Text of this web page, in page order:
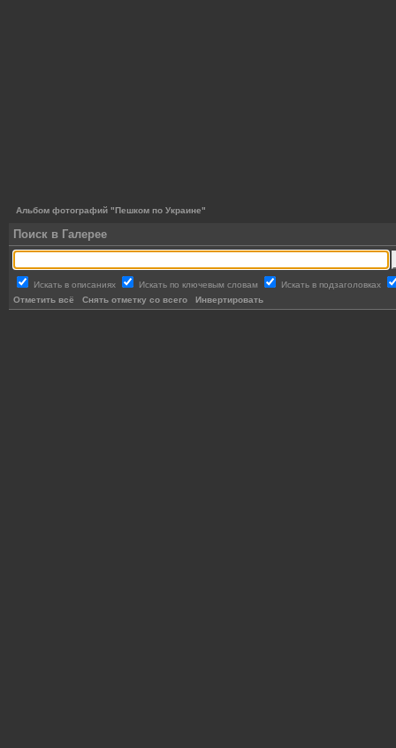
Альбом фотографий "Пешком по Украине"
Поиск в Галерее
Искать в описаниях Искать по ключевым словам
Искать в подзаголовках
Отметить всё
Снять отметку со всего Инвертировать